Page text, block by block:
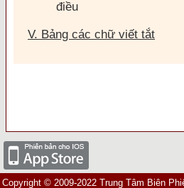
điều
V. Bảng các chữ viết tắt
Copyright © 2009-2022 Trung Tâm Biên